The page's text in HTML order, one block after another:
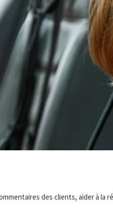
des clients, aider à